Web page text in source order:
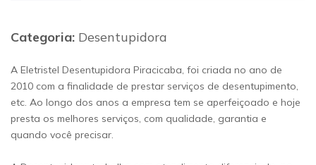
Categoria: Desentupidora
A Eletristel Desentupidora Piracicaba, foi criada no ano de
2010 com a finalidade de prestar serviços de desentupimento,
etc. Ao longo dos anos a empresa tem se aperfeiçoado e hoje
presta os melhores serviços, com qualidade, garantia e
quando você precisar.